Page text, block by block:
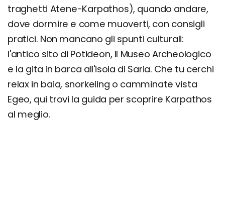
Giorno 1
Cosa si mangia a Karpathos: Piatti e ricette
tradizionali
Makarounes
Fava
traghetti Atene-Karpathos), quando andare,
dove dormire e come muoverti, con consigli
pratici. Non mancano gli spunti culturali:
l'antico sito di Potideon, il Museo Archeologico
e la gita in barca all'isola di Saria. Che tu cerchi
relax in baia, snorkeling o camminate vista
Egeo, qui trovi la guida per scoprire Karpathos
al meglio.